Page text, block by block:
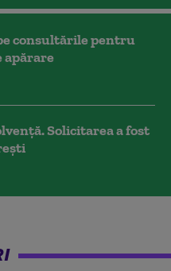
consultările pentru
apărare
Solicitarea a fost